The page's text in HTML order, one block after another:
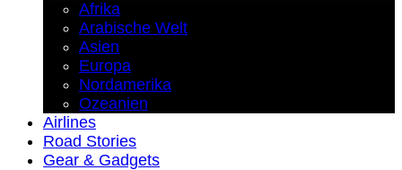
Afrika
Arabische Welt
Asien
Europa
Nordamerika
Ozeanien
Airlines
Road Stories
Gear & Gadgets